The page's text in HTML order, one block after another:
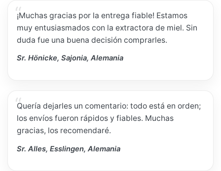
¡Muchas gracias por la entrega fiable! Estamos
muy entusiasmados con la extractora de miel. Sin
duda fue una buena decisión comprarles.
Sr. Hönicke, Sajonia, Alemania
Quería dejarles un comentario: todo está en orden;
los envíos fueron rápidos y fiables. Muchas
gracias, los recomendaré.
Sr. Alles, Esslingen, Alemania